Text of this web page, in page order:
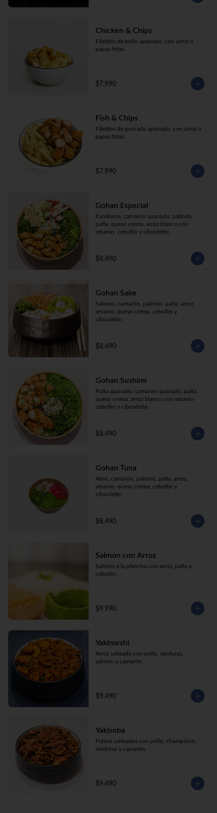
Chicken & Chips
Filetitos de pollo apanado, con arroz o
papas fritas
$7.990
Fish & Chips
Filetitos de pescado apanado, con arroz o
papas fritas
$7.990
Gohan Especial
Kanikama, camarón apanado, palmito,
palta, queso crema, arroz blanco con
sésamo, cebollín y ciboulette.
$8.490
Gohan Sake
Salmón, camarón, palmito, palta, arroz,
sésamo, queso crema, cebollín y
ciboulette.
$8.490
Gohan Sushimi
Pollo apanado, camarón apanado, palta,
queso crema, arroz blanco con sésamo
cebollín y ciboulette.
$8.490
Gohan Tuna
Atún, camarón, palmito, palta, arroz,
sésamo, queso crema, cebollín y
ciboulette.
$8.490
Salmón con Arroz
Salmón a la plancha con arroz, palta y
cebollín.
$9.990
Yakimeshi
Arroz salteado con pollo, verduras,
salmón y camarón.
$9.490
Yakisoba
Fideos salteados con pollo, champiñón,
verduras y camarón.
$9.490